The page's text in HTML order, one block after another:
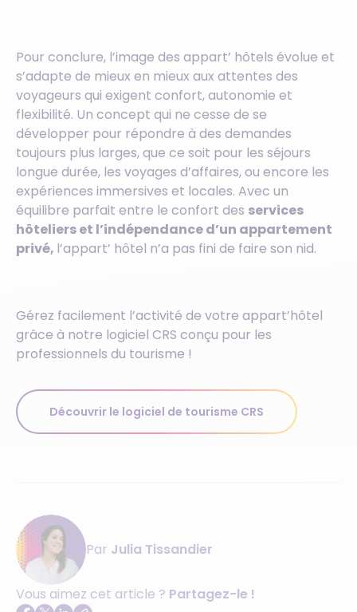
Pour conclure, l’image des appart’ hôtels évolue et
s’adapte de mieux en mieux aux attentes des
voyageurs qui exigent confort, autonomie et
flexibilité. Un concept qui ne cesse de se
développer pour répondre à des demandes
toujours plus larges, que ce soit pour les séjours
longue durée, les voyages d’affaires, ou encore les
expériences immersives et locales. Avec un
équilibre parfait entre le confort des services
hôteliers et l’indépendance d’un appartement
privé, l’appart’ hôtel n’a pas fini de faire son nid.
Gérez facilement l’activité de votre appart’hôtel
grâce à notre logiciel CRS conçu pour les
professionnels du tourisme !
Découvrir le logiciel de tourisme CRS
Par Julia Tissandier
Vous aimez cet article ? Partagez-le !